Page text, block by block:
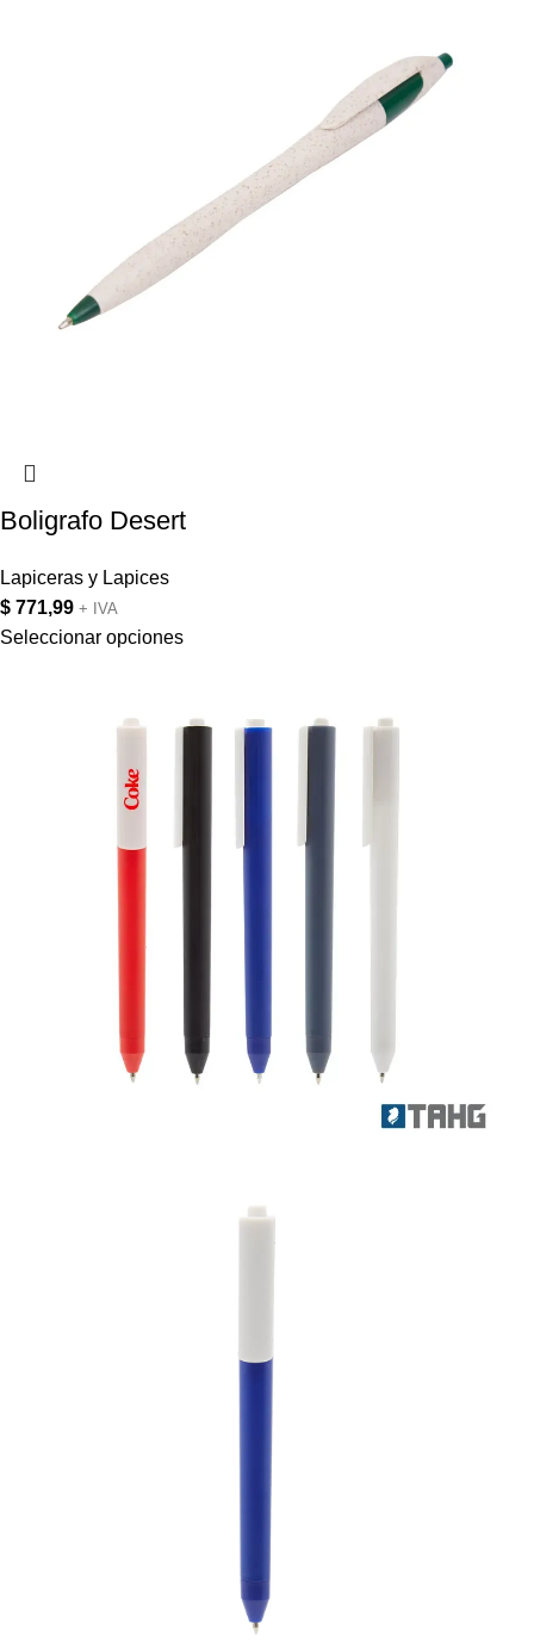
Boligrafo Desert
Lapiceras y Lapices
$ 771,99 + IVA
Seleccionar opciones